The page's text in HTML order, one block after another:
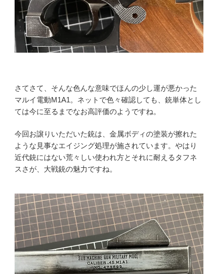
さてさて、そんな色んな意味でほんの少し運が悪かった
マルイ電動M1A1。ネットで色々確認しても、銃単体とし
ては今に至るまでなお高評価のようですね。
今回お譲りいただいた銃は、金属ボディの塗装が擦れた
ような見事なエイジング処理が施されています。やはり
近代銃にはない荒々しい使われ方とそれに耐えるタフネ
スさが、大戦銃の魅力ですね。